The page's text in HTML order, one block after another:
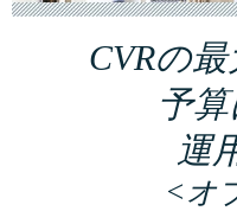
CVRの
予
運
<オ